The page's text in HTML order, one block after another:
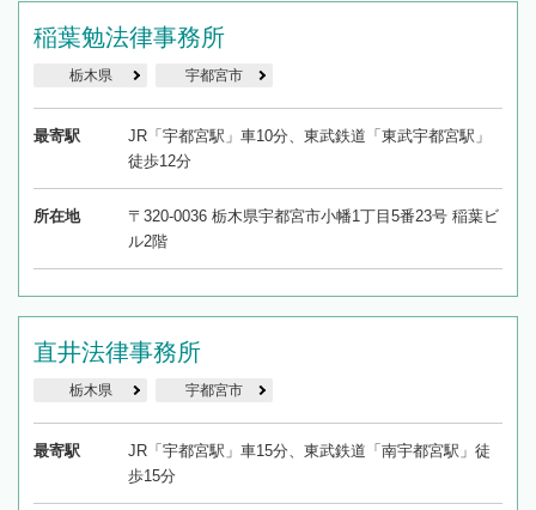
稲葉勉法律事務所
栃木県 宇都宮市
最寄駅
JR「宇都宮駅」車10分、東武鉄道「東武宇都宮駅」
徒歩12分
所在地
〒320-0036 栃木県宇都宮市小幡1丁目5番23号 稲葉ビ
ル2階
直井法律事務所
栃木県 宇都宮市
最寄駅
JR「宇都宮駅」車15分、東武鉄道「南宇都宮駅」徒
歩15分